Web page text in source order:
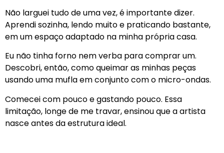
Não larguei tudo de uma vez, é importante dizer.
Aprendi sozinha, lendo muito e praticando bastante,
em um espaço adaptado na minha própria casa.
Eu não tinha forno nem verba para comprar um.
Descobri, então, como queimar as minhas peças
usando uma mufla em conjunto com o micro-ondas.
Comecei com pouco e gastando pouco. Essa
limitação, longe de me travar, ensinou que a artista
nasce antes da estrutura ideal.